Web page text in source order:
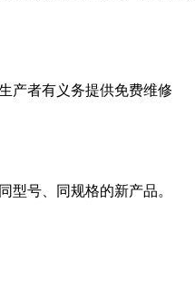
产者有义务提供免费维修
型号、同规格的新产品。